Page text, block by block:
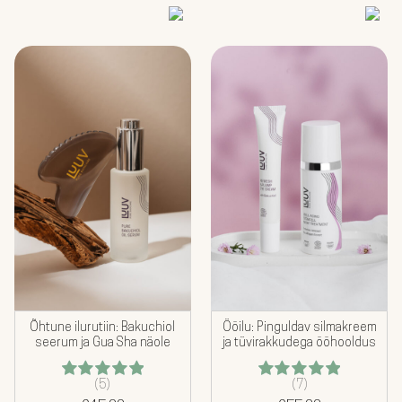
Õhtune ilurutiin: Bakuchiol
seerum ja Gua Sha näole
Hinnanguga
(5)
Ööilu: Pinguldav silmakreem
ja tüvirakkudega ööhooldus
Hinnanguga
(7)